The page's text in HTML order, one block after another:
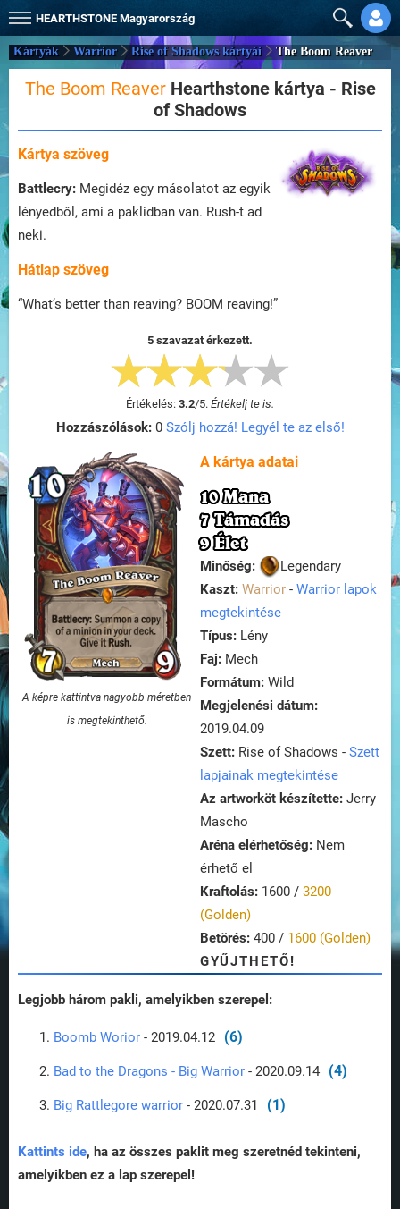
HEARTHSTONE Magyarország
Kártyák Warrior Rise of Shadows kártyái The Boom Reaver
The Boom ReaverHearthstone kártya - Rise
of Shadows
Kártya szöveg
Battlecry: Megidéz egy másolatot az egyik
lényedből, ami a paklidban van. Rush-t ad
neki.
Hátlap szöveg
“What’s better than reaving? BOOM reaving!”
5 szavazat érkezett.
Értékelés: 3.2/5. Értékelj te is.
Hozzászólások:0 Szólj hozzá! Legyél te az első!
A képre kattintva nagyobb méretben
is megtekinthető.
A kártya adatai
10 Mana
7 Támadás
9 Élet
Minőség:
Legendary
Kaszt: Warrior - Warrior lapok
megtekintése
Típus: Lény
Faj: Mech
Formátum: Wild
Megjelenési dátum:
2019.04.09
Szett: Rise of Shadows - Szett
lapjainak megtekintése
Az artworköt készítette: Jerry
Mascho
Aréna elérhetőség: Nem
érhető el
Kraftolás: 1600 / 3200
(Golden)
Betörés: 400 / 1600 (Golden)
GYŰJTHETŐ!
Legjobb három pakli, amelyikben szerepel:
Boomb Worior - 2019.04.12 (6)
Bad to the Dragons - Big Warrior - 2020.09.14 (4)
Big Rattlegore warrior - 2020.07.31 (1)
Kattints ide, ha az összes paklit meg szeretnéd tekinteni,
amelyikben ez a lap szerepel!